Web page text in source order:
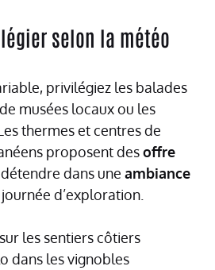
selon la météo
privilégiez les balades
musées locaux ou les
thermes et centres de
proposent desoffre
dans une ambiance
d’exploration.
les sentiers côtiers
dans les vignobles